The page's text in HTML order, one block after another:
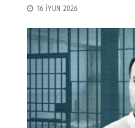
16 İYUN 2026